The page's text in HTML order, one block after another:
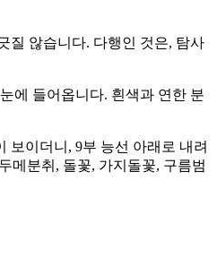
질 않습니다. 다행인 것은, 탐사
에 들어옵니다. 흰색과 연한 분
보이더니, 9부 능선 아래로 내려
메분취, 돌꽃, 가지돌꽃, 구름범